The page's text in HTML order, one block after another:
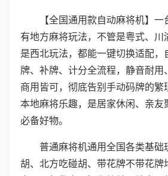
【全国通用款自动麻将机】
有地方麻将玩法，不管是粤式、川
是西北玩法，都能一键切换适配，
牌、补牌、计分全流程，静音耐用
商用皆可，彻底告别手动码牌的繁
本地麻将乐趣，是居家休闲、亲友
必备好物。
普通麻将机通用全国各类基础
胡、北方吃碰胡、带花牌不带花牌